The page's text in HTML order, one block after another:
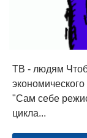
ТВ - людям
"Сам себе
цикла...